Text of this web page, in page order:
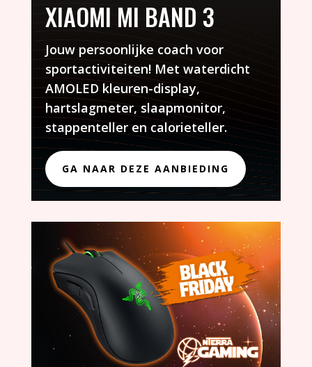
XIAOMI MI BAND 3
Jouw persoonlijke coach voor
sportactiviteiten! Met waterdicht
AMOLED kleuren-display,
hartslagmeter, slaapmonitor,
stappenteller en calorieteller.
GA NAAR DEZE AANBIEDING